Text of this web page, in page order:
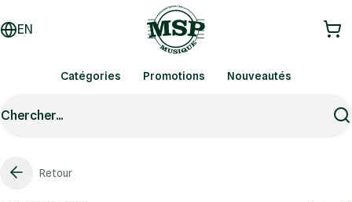
EN
Catégories Promotions Nouveautés
Chercher...
Retour